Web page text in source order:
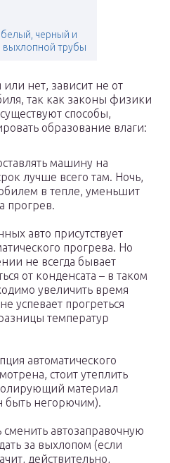
белый, черный и
выхлопной трубы
нет, зависит не от
так как законы физики
способы,
образование влаги:
машину на
лучше всего там. Ночь,
в тепле, уменьшит
прогрев.
авто присутствует
прогрева. Но
не всегда бывает
от конденсата – в таком
увеличить время
успевает прогреться
температур
автоматического
стоит утеплить
материал
быть негорючим).
автозаправочную
за выхлопом (если
действительно,